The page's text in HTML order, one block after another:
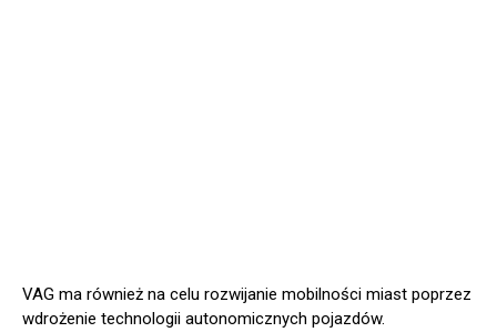
VAG ma również na celu rozwijanie mobilności miast poprzez
wdrożenie technologii autonomicznych pojazdów.